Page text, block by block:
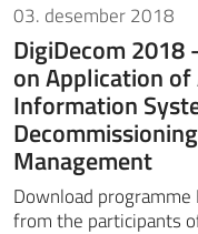
03. desember 2018
DigiDecom
on Application
Information
Management
Download programme
from the participants